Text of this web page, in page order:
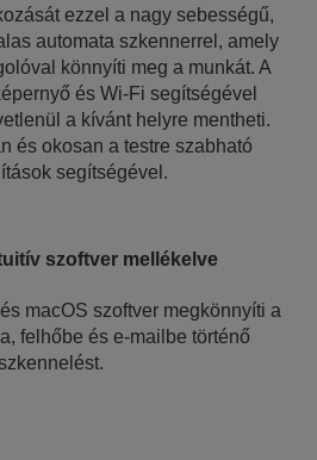
ezzel a nagy sebességű,
automata szkennerrel, amely
könnyíti meg a munkát. A
és Wi-Fi segítségével
a kívánt helyre mentheti.
és okosan a testre szabható
segítségével.
szoftver mellékelve
macOS szoftver megkönnyíti a
felhőbe és e-mailbe történő